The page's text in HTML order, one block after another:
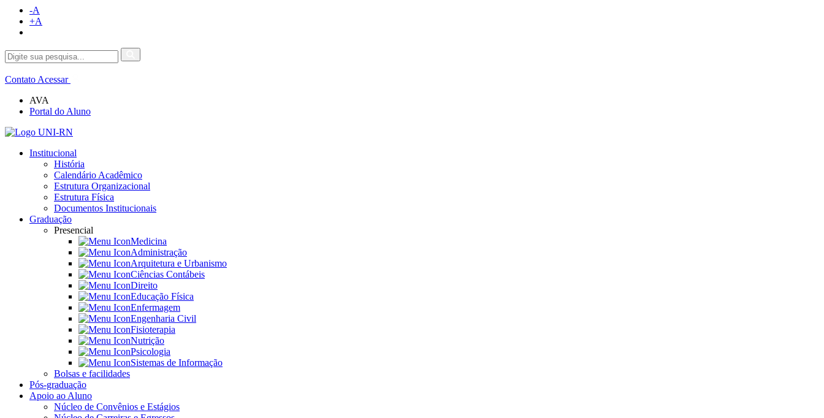
-A
+A
Contato Acessar
AVA
Portal do Aluno
Institucional
História
Calendário Acadêmico
Estrutura Organizacional
Estrutura Física
Documentos Institucionais
Graduação
Presencial
Medicina
Administração
Arquitetura e Urbanismo
Ciências Contábeis
Direito
Educação Física
Enfermagem
Engenharia Civil
Fisioterapia
Nutrição
Psicologia
Sistemas de Informação
Bolsas e facilidades
Pós-graduação
Apoio ao Aluno
Núcleo de Convênios e Estágios